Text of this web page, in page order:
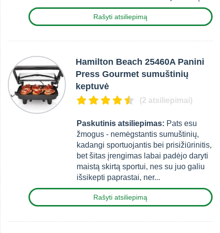
Rašyti atsiliepimą
Hamilton Beach 25460A Panini
Press Gourmet sumuštinių
keptuvė
(2 atsiliepimai)
Paskutinis atsiliepimas: Pats esu
žmogus - nemėgstantis sumuštinių,
kadangi sportuojantis bei prisižiūrinitis,
bet šitas įrengimas labai padėjo daryti
maistą skirtą sportui, nes su juo galiu
išsikepti paprastai, ner...
Rašyti atsiliepimą